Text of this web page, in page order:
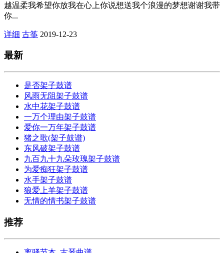
越温柔我希望你放我在心上你说想送我个浪漫的梦想谢谢我带
你...
详细 古筝 2019-12-23
最新
是否架子鼓谱
风雨无阻架子鼓谱
水中花架子鼓谱
一万个理由架子鼓谱
爱你一万年架子鼓谱
猪之歌(架子鼓谱)
东风破架子鼓谱
九百九十九朵玫瑰架子鼓谱
为爱痴狂架子鼓谱
水手架子鼓谱
狼爱上羊架子鼓谱
无情的情书架子鼓谱
推荐